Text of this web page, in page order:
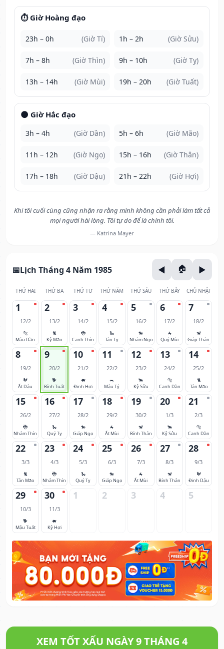
⏱️ Giờ Hoàng đạo
23h – 0h (Giờ Tí) 1h – 2h (Giờ Sửu)
7h – 8h (Giờ Thìn) 9h – 10h (Giờ Tỵ)
13h – 14h (Giờ Mùi) 19h – 20h (Giờ Tuất)
🌑 Giờ Hắc đạo
3h – 4h (Giờ Dần) 5h – 6h (Giờ Mão)
11h – 12h (Giờ Ngọ) 15h – 16h (Giờ Thân)
17h – 18h (Giờ Dậu) 21h – 22h (Giờ Hợi)
Khi tôi cuối cùng cũng nhận ra rằng mình không cần phải làm tất cả
mọi người hài lòng. Tôi tự do để là chính tôi.
— Katrina Mayer
Lịch Tháng 4 Năm 1985
THỨ HAI THỨ BA THỨ TƯ THỨ NĂM THỨ SÁU THỨ BẢY CHỦ NHẬT
1
12/2
🐅
Mậu Dần
2
13/2
🐈
Kỷ Mão
3
14/2
🐉
Canh Thìn
4
15/2
🐍
Tân Tỵ
5
16/2
🐎
Nhâm Ngọ
6
17/2
🐐
Quý Mùi
7
18/2
🐒
Giáp Thân
8
19/2
🐓
Ất Dậu
9
20/2
🐕
Bính Tuất
10
21/2
🐖
Đinh Hợi
11
22/2
🐀
Mậu Tý
12
23/2
🐂
Kỷ Sửu
13
24/2
🐅
Canh Dần
14
25/2
🐈
Tân Mão
15
26/2
🐉
Nhâm Thìn
16
27/2
🐍
Quý Tỵ
17
28/2
🐎
Giáp Ngọ
18
29/2
🐐
Ất Mùi
19
30/2
🐒
Bính Thân
20
1/3
🐂
Kỷ Sửu
21
2/3
🐅
Canh Dần
22
3/3
🐈
Tân Mão
23
4/3
🐉
Nhâm Thìn
24
5/3
🐍
Quý Tỵ
25
6/3
🐎
Giáp Ngọ
26
7/3
🐐
Ất Mùi
27
8/3
🐒
Bính Thân
28
9/3
🐓
Đinh Dậu
29
10/3
🐕
Mậu Tuất
30
11/3
🐖
Kỷ Hợi
1 2 3 4 5
XEM TỐT XẤU NGÀY 9 THÁNG 4